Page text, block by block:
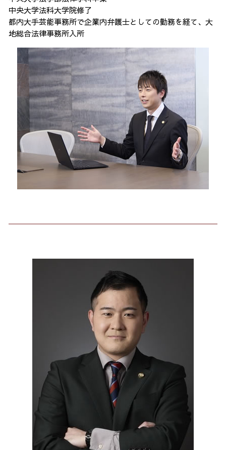
中央大学法科大学院修了
都内大手芸能事務所で企業内弁護士としての勤務を経て、大
地総合法律事務所入所